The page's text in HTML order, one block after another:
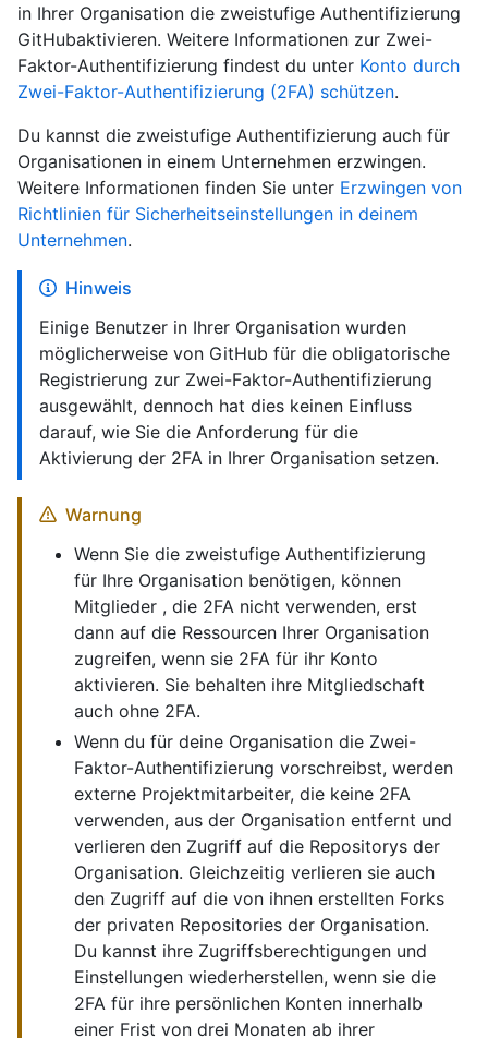
in Ihrer Organisation die zweistufige Authentifizierung
GitHubaktivieren. Weitere Informationen zur Zwei-
Faktor-Authentifizierung findest du unter Konto durch
Zwei-Faktor-Authentifizierung (2FA) schützen.
Du kannst die zweistufige Authentifizierung auch für
Organisationen in einem Unternehmen erzwingen.
Weitere Informationen finden Sie unter Erzwingen von
Richtlinien für Sicherheitseinstellungen in deinem
Unternehmen.
Hinweis
Einige Benutzer in Ihrer Organisation wurden
möglicherweise von GitHub für die obligatorische
Registrierung zur Zwei-Faktor-Authentifizierung
ausgewählt, dennoch hat dies keinen Einfluss
darauf, wie Sie die Anforderung für die
Aktivierung der 2FA in Ihrer Organisation setzen.
Warnung
Wenn Sie die zweistufige Authentifizierung
für Ihre Organisation benötigen, können
Mitglieder , die 2FA nicht verwenden, erst
dann auf die Ressourcen Ihrer Organisation
zugreifen, wenn sie 2FA für ihr Konto
aktivieren. Sie behalten ihre Mitgliedschaft
auch ohne 2FA.
Wenn du für deine Organisation die Zwei-
Faktor-Authentifizierung vorschreibst, werden
externe Projektmitarbeiter, die keine 2FA
verwenden, aus der Organisation entfernt und
verlieren den Zugriff auf die Repositorys der
Organisation. Gleichzeitig verlieren sie auch
den Zugriff auf die von ihnen erstellten Forks
der privaten Repositories der Organisation.
Du kannst ihre Zugriffsberechtigungen und
Einstellungen wiederherstellen, wenn sie die
2FA für ihre persönlichen Konten innerhalb
einer Frist von drei Monaten ab ihrer